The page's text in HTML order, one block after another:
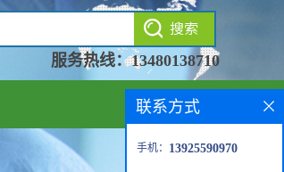
服务热线：13480138710
联系方式
手机： 13925590970